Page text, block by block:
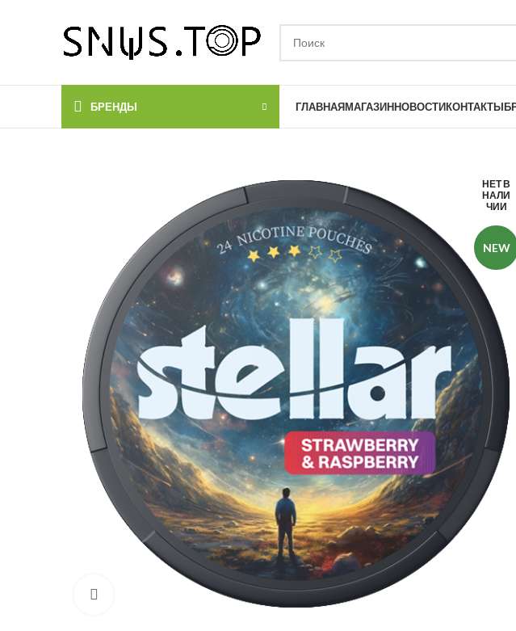
БРЕНДЫ ГЛАВНАЯМАГАЗИННОВОСТИКОНТАКТЫ
НЕТ В
НАЛИ
ЧИИ
NEW